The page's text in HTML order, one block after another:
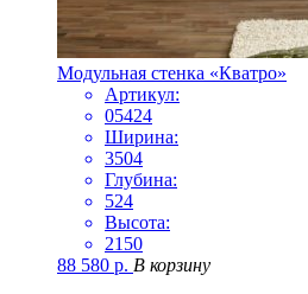
Модульная стенка «Кватро»
Артикул:
05424
Ширина:
3504
Глубина:
524
Высота:
2150
88 580 р. В корзину